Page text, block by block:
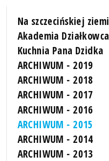
Na szczecińskiej ziemi
Akademia Działkowca
Kuchnia Pana Dzidka
ARCHIWUM - 2019
ARCHIWUM - 2018
ARCHIWUM - 2017
ARCHIWUM - 2016
ARCHIWUM - 2015
ARCHIWUM - 2014
ARCHIWUM - 2013